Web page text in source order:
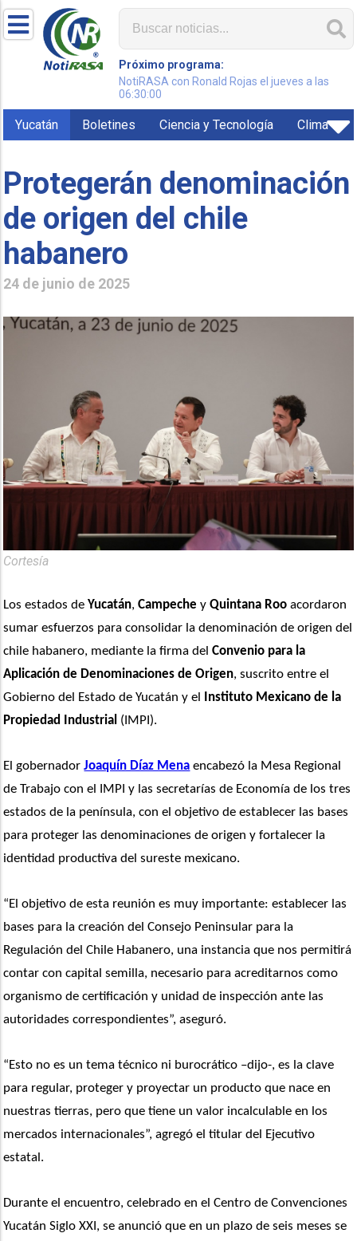
Próximo programa:
NotiRASA con Ronald Rojas el jueves a las
06:30:00
Yucatán Boletines Ciencia y Tecnología Clima
Protegerán denominación
de origen del chile
habanero
24 de junio de 2025
Cortesía
Los estados de Yucatán, Campeche y Quintana Roo acordaron
sumar esfuerzos para consolidar la denominación de origen del
chile habanero, mediante la firma del Convenio para la
Aplicación de Denominaciones de Origen, suscrito entre el
Gobierno del Estado de Yucatán y el
Instituto Mexicano de la
Propiedad Industrial (IMPI).
El gobernador Joaquín Díaz Mena encabezó la Mesa Regional
de Trabajo con el IMPI y las secretarías de Economía de los tres
estados de la península, con el objetivo de establecer las bases
para proteger las denominaciones de origen y fortalecer la
identidad productiva del sureste mexicano.
“El objetivo de esta reunión es muy importante: establecer las
bases para la creación del Consejo Peninsular para la
Regulación del Chile Habanero, una instancia que nos permitirá
contar con capital semilla, necesario para acreditarnos como
organismo de certificación y unidad de inspección ante las
autoridades correspondientes”, aseguró.
“Esto no es un tema técnico ni burocrático –dijo-, es la clave
para regular, proteger y proyectar un producto que nace en
nuestras tierras, pero que tiene un valor incalculable en los
mercados internacionales”, agregó el titular del Ejecutivo
estatal.
Durante el encuentro, celebrado en el Centro de Convenciones
Yucatán Siglo XXI, se anunció que en un plazo de seis meses se